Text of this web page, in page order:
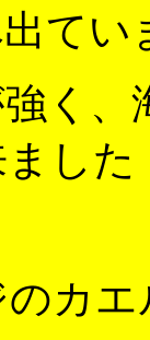
てい
く
した
カ